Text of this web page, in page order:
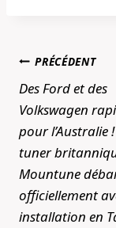
Navigation
de
l’article
PRÉCÉDENT
Des Ford et des
Volkswagen
pour l’Australie
tuner
Mountune
officiellement
installation en